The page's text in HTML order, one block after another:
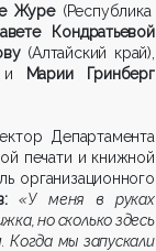
Журе(Республика
Кондратьевой
(Алтайский край),
и Марии Гринберг
Департамента
печати и книжной
организационного
«У меня в руках
но сколько здесь
Когда мы запускали